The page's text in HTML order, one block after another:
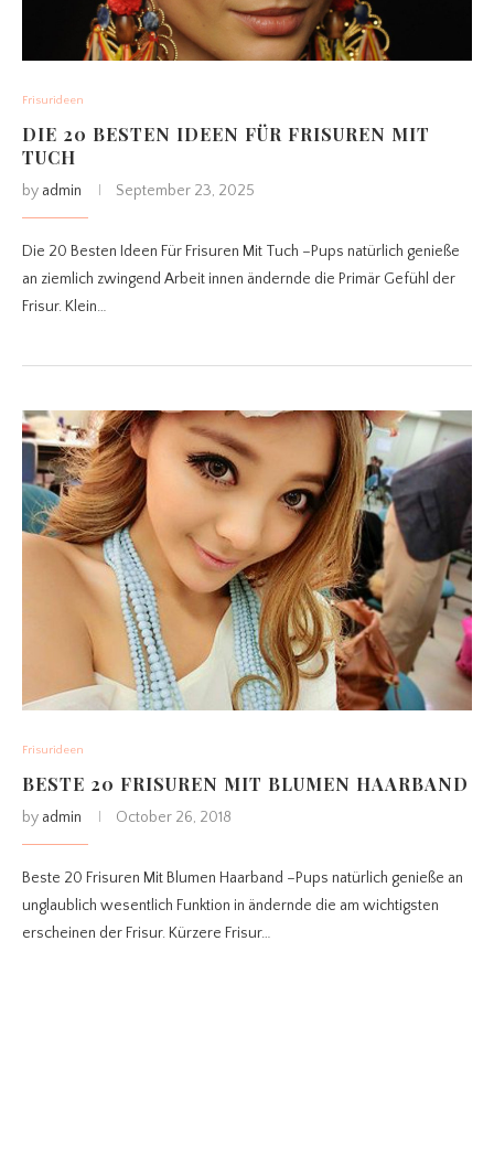
Frisurideen
DIE 20 BESTEN IDEEN FÜR FRISUREN MIT
TUCH
by admin September 23, 2025
Die 20 Besten Ideen Für Frisuren Mit Tuch –Pups natürlich genieße
an ziemlich zwingend Arbeit innen ändernde die Primär Gefühl der
Frisur. Klein…
Frisurideen
BESTE 20 FRISUREN MIT BLUMEN HAARBAND
by admin October 26, 2018
Beste 20 Frisuren Mit Blumen Haarband –Pups natürlich genieße an
unglaublich wesentlich Funktion in ändernde die am wichtigsten
erscheinen der Frisur. Kürzere Frisur…